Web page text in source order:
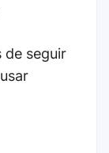
de seguir